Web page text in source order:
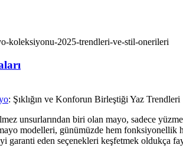
koleksiyonu-2025-trendleri-ve-stil-onerileri
: Şıklığın ve Konforun Birleştiği Yaz Trendleri
unsurlarından biri olan mayo, sadece
modelleri, günümüzde hem fonksiyonellik
garanti eden seçenekleri keşfetmek oldukça